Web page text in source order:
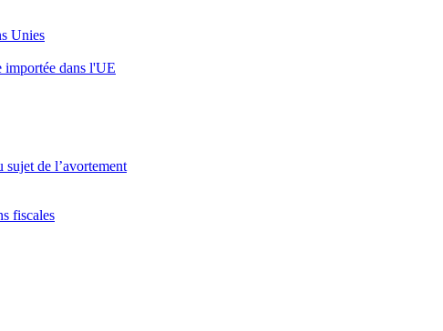
Unies
importée dans l'UE
sujet de l’avortement
fiscales